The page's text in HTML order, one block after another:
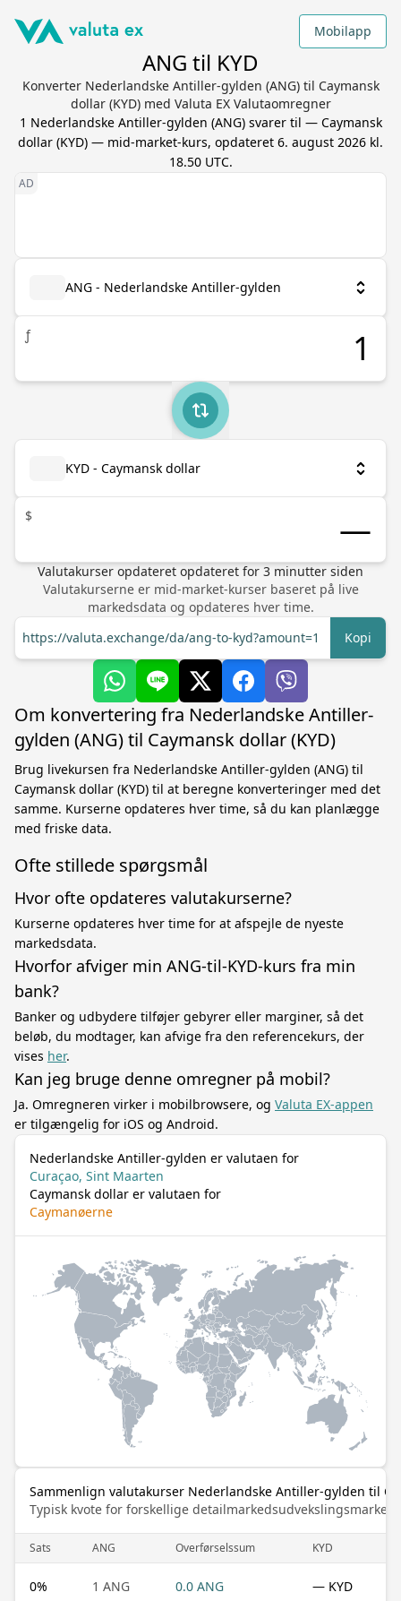
Mobilapp
ANG til KYD
Konverter Nederlandske Antiller-gylden (ANG) til Caymansk
dollar (KYD) med Valuta EX Valutaomregner
1 Nederlandske Antiller-gylden (ANG) svarer til — Caymansk
dollar (KYD) — mid-market-kurs, opdateret 6. august 2026 kl.
18.50 UTC.
ANG - Nederlandske Antiller-gylden
ƒ
KYD - Caymansk dollar
$
Valutakurser opdateret opdateret for 3 minutter siden
Valutakurserne er mid-market-kurser baseret på live
markedsdata og opdateres hver time.
https://valuta.exchange/da/ang-to-kyd?amount=1
Kopi
Om konvertering fra Nederlandske Antiller-
gylden (ANG) til Caymansk dollar (KYD)
Brug livekursen fra Nederlandske Antiller-gylden (ANG) til
Caymansk dollar (KYD) til at beregne konverteringer med det
samme. Kurserne opdateres hver time, så du kan planlægge
med friske data.
Ofte stillede spørgsmål
Hvor ofte opdateres valutakurserne?
Kurserne opdateres hver time for at afspejle de nyeste
markedsdata.
Hvorfor afviger min ANG-til-KYD-kurs fra min
bank?
Banker og udbydere tilføjer gebyrer eller marginer, så det
beløb, du modtager, kan afvige fra den referencekurs, der
vises her.
Kan jeg bruge denne omregner på mobil?
Ja. Omregneren virker i mobilbrowsere, og Valuta EX-appen
er tilgængelig for iOS og Android.
Nederlandske Antiller-gylden er valutaen for
Curaçao, Sint Maarten
Caymansk dollar er valutaen for
Caymanøerne
Sammenlign valutakurser Nederlandske Antiller-gylden til
Typisk kvote for forskellige
Sats ANG Overførselssum KYD
0% 1 ANG 0.0 ANG — KYD